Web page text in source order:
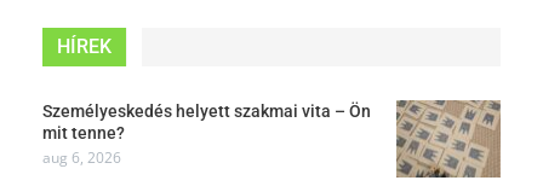
HÍREK
Személyeskedés helyett szakmai vita – Ön
mit tenne?
aug 6, 2026